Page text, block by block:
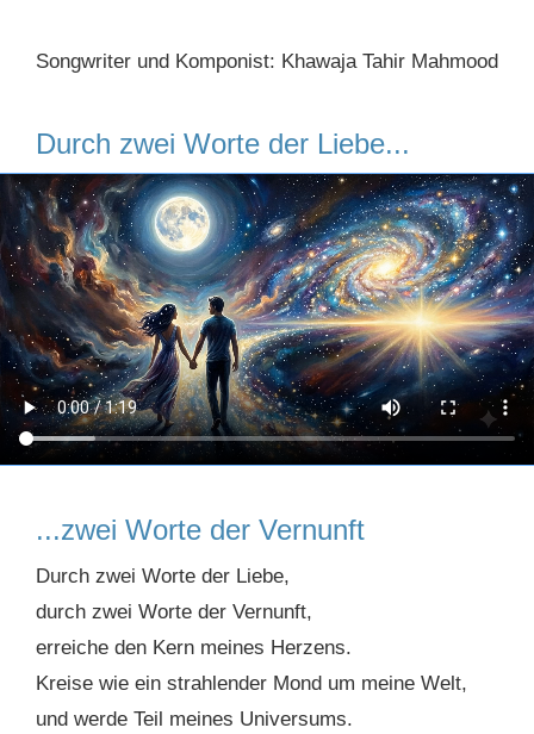
Songwriter und Komponist: Khawaja Tahir Mahmood
Durch zwei Worte der Liebe...
...zwei Worte der Vernunft
Durch zwei Worte der Liebe,
durch zwei Worte der Vernunft,
erreiche den Kern meines Herzens.
Kreise wie ein strahlender Mond um meine Welt,
und werde Teil meines Universums.